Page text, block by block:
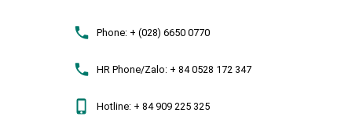
Phone:+ (028) 6650 0770
HR Phone/Zalo:+ 84 0528 172 347
Hotline:+ 84 909 225 325